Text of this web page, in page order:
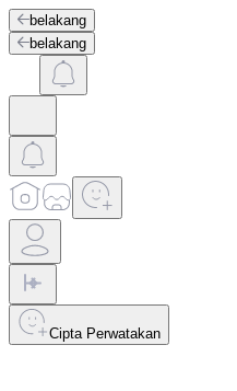
belakang
belakang
Cipta Perwatakan